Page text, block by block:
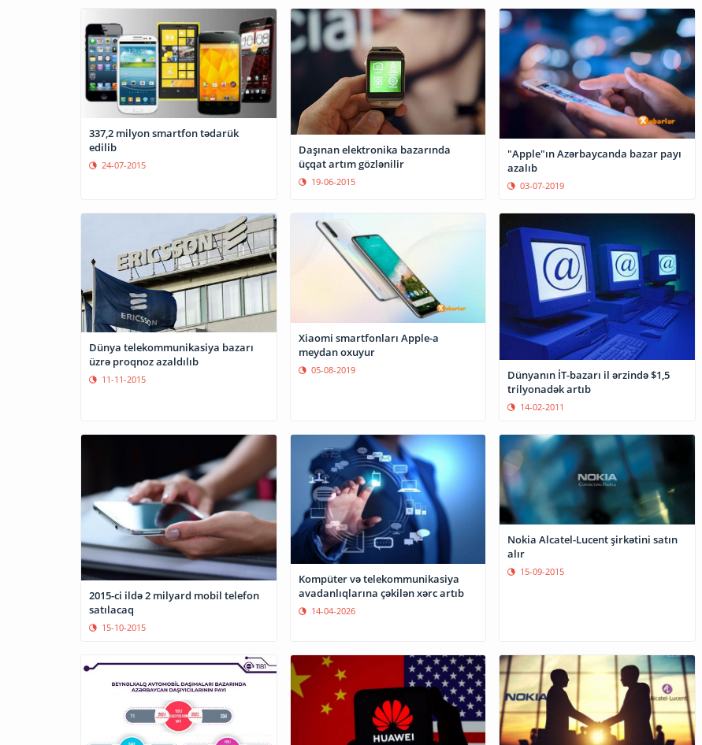
337,2 milyon smartfon tədarük
edilib
24-07-2015
Daşınan elektronika bazarında
üçqat artım gözlənilir
19-06-2015
"Apple"ın Azərbaycanda bazar payı
azalıb
03-07-2019
Dünya telekommunikasiya bazarı
üzrə proqnoz azaldılıb
11-11-2015
Xiaomi smartfonları Apple-a
meydan oxuyur
05-08-2019
Dünyanın İT-bazarı il ərzində $1,5
trilyonadək artıb
14-02-2011
2015-ci ildə 2 milyard mobil telefon
satılacaq
15-10-2015
Kompüter və telekommunikasiya
avadanlıqlarına çəkilən xərc artıb
14-04-2026
Nokia Alcatel-Lucent şirkətini satın
alır
15-09-2015